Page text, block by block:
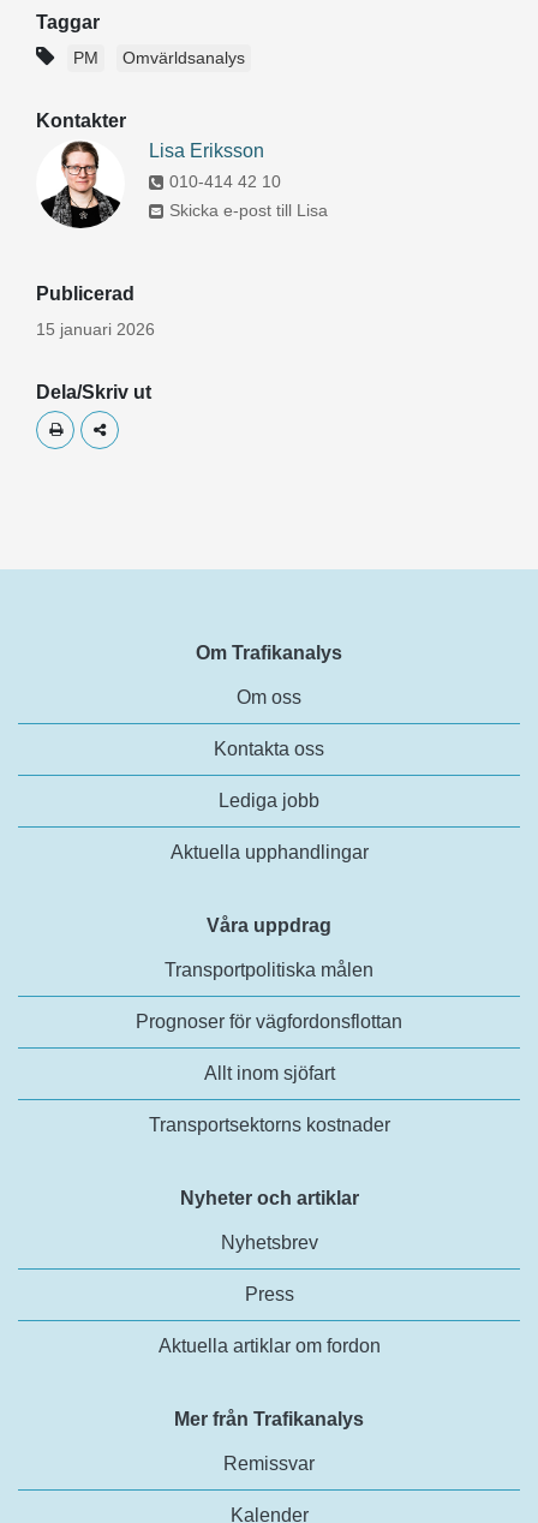
Taggar
PM Omvärldsanalys
Kontakter
Lisa Eriksson
010-414 42 10
Skicka e-post till Lisa
Publicerad
15 januari 2026
Dela/Skriv ut
Skriv utDela
Om Trafikanalys
Om oss
Kontakta oss
Lediga jobb
Aktuella upphandlingar
Våra uppdrag
Transportpolitiska målen
Prognoser för vägfordonsflottan
Allt inom sjöfart
Transportsektorns kostnader
Nyheter och artiklar
Nyhetsbrev
Press
Aktuella artiklar om fordon
Mer från Trafikanalys
Remissvar
Kalender